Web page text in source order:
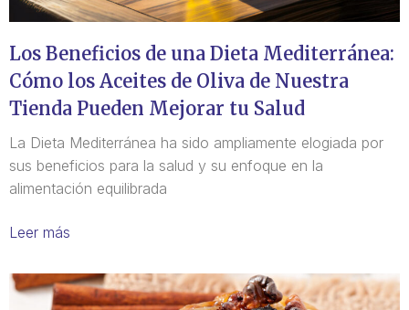
Los Beneficios de una Dieta Mediterránea:
Cómo los Aceites de Oliva de Nuestra
Tienda Pueden Mejorar tu Salud
La Dieta Mediterránea ha sido ampliamente elogiada por
sus beneficios para la salud y su enfoque en la
alimentación equilibrada
Leer más